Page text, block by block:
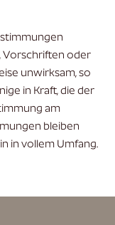
Vorschriften oder
unwirksam, so
in Kraft, die der
am
bleiben
in vollem Umfang.